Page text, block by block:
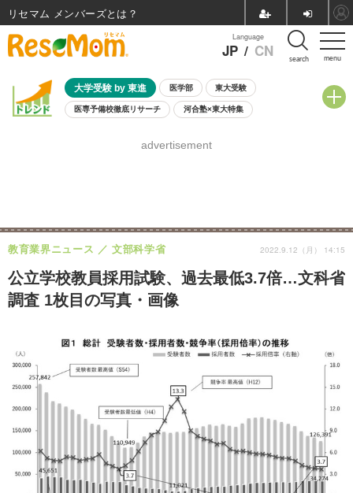
menu
Language
JP / CN search
大学受験 by 東進 医学部 東大受験
医専予備校徹底リサーチ 河合塾×東大特集
8月開催学校説明会・相談会
advertisement
公立学校教員採用試験、過去最低3.7倍…文科省
調査 1枚目の写真・画像
教育業界ニュース 文部科学省 2022.9.12（月） 14:15
リセマム メンバーズ